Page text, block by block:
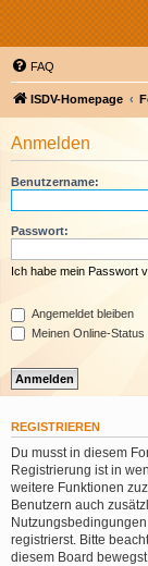
FAQ
ISDV-Homepage
Anmelden
Benutzername:
Passwort:
Ich habe mein Passwort
Angemeldet bleiben
Meinen Online-
REGISTRIEREN
Du musst in diesem
Registrierung ist in
weitere Funktionen
Benutzern auch
registrierst. Bitte
diesem Board bewegst.